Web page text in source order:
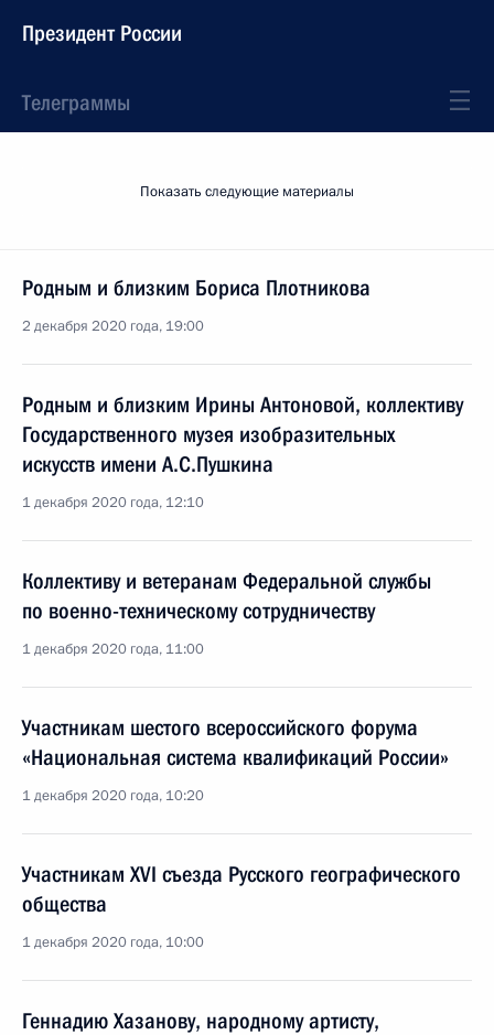
Президент России
Телеграммы
Показать следующие материалы
Родным и близким Бориса Плотникова
2 декабря 2020 года, 19:00
Родным и близким Ирины Антоновой, коллективу
Государственного музея изобразительных
искусств имени А.С.Пушкина
1 декабря 2020 года, 12:10
Коллективу и ветеранам Федеральной службы
по военно-техническому сотрудничеству
1 декабря 2020 года, 11:00
Участникам шестого всероссийского форума
«Национальная система квалификаций России»
1 декабря 2020 года, 10:20
Участникам XVI съезда Русского географического
общества
1 декабря 2020 года, 10:00
Геннадию Хазанову, народному артисту,